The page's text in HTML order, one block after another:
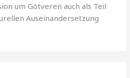
um Götveren auch als Teil
Auseinandersetzung